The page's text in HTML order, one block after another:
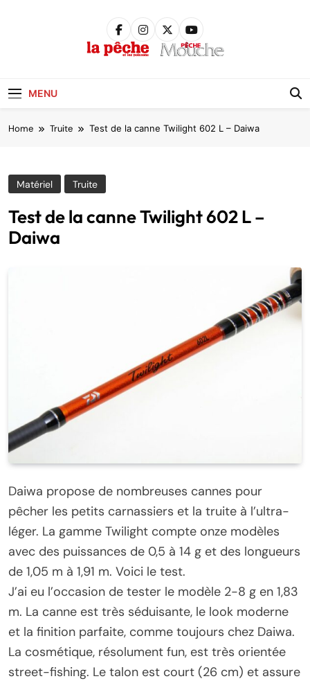
MENU
Home Truite Test de la canne Twilight 602 L – Daiwa
Matériel Truite
Test de la canne Twilight 602 L –
Daiwa
Daiwa propose de nombreuses cannes pour
pêcher les petits carnassiers et la truite à l’ultra-
léger. La gamme Twilight compte onze modèles
avec des puissances de 0,5 à 14 g et des longueurs
de 1,05 m à 1,91 m. Voici le test.
J’ai eu l’occasion de tester le modèle 2-8 g en 1,83
m. La canne est très séduisante, le look moderne
et la finition parfaite, comme toujours chez Daiwa.
La cosmétique, résolument fun, est très orientée
street-fishing. Le talon est court (26 cm) et assure